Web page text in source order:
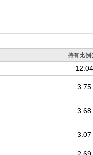
持有比例
12.04
3.75
3.68
3.07